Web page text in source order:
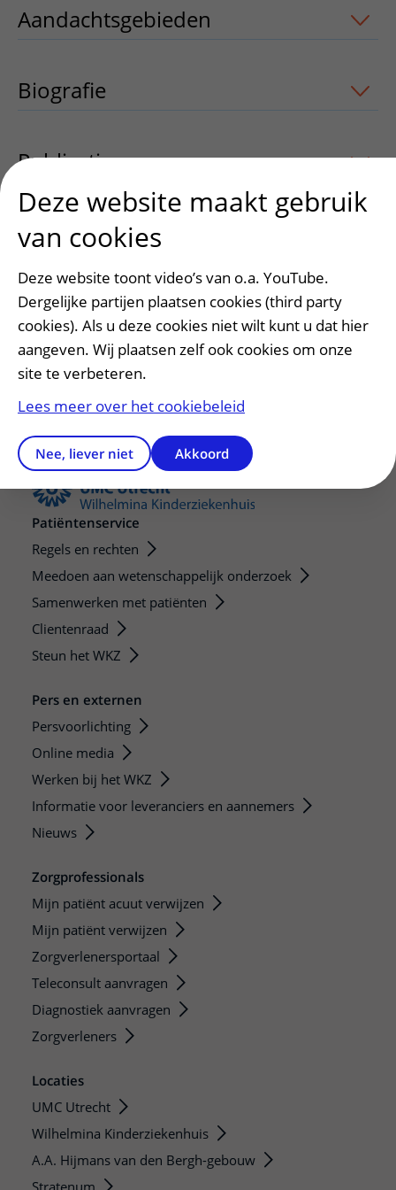
Aandachtsgebieden uitklapper, klik
Biografie
Publicatiesuitklapper, klik om te
Ja
Nee
Patiëntenservice
Regels en rechten
Meedoen aan wetenschappelijk onderzoek
Samenwerken met patiënten
Clientenraad
Steun het WKZ
Pers en externen
Persvoorlichting
Online media
Werken bij het WKZ
Informatie voor leveranciers en aannemers
Nieuws
Zorgprofessionals
Mijn patiënt acuut verwijzen
Mijn patiënt verwijzen
Zorgverlenersportaal
Teleconsult aanvragen
Diagnostiek aanvragen
Zorgverleners
Locaties
UMC Utrecht
Wilhelmina Kinderziekenhuis
A.A. Hijmans van den Bergh-gebouw
Deze website maakt gebruik
van cookies
Deze website toont video’s van o.a. YouTube.
Dergelijke partijen plaatsen cookies (third party
cookies). Als u deze cookies niet wilt kunt u dat hier
aangeven. Wij plaatsen zelf ook cookies om onze
site te verbeteren.
Lees meer over het cookiebeleid
Nee, liever niet Akkoord